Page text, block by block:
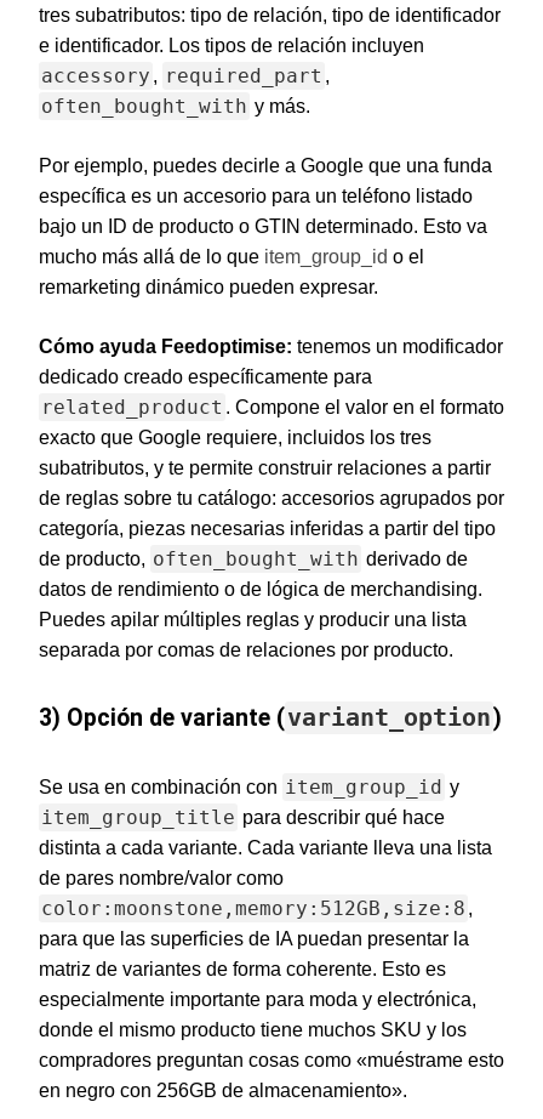
tres subatributos: tipo de relación, tipo de identificador
e identificador. Los tipos de relación incluyen
accessory , required_part ,
often_bought_with y más.
Por ejemplo, puedes decirle a Google que una funda
específica es un accesorio para un teléfono listado
bajo un ID de producto o GTIN determinado. Esto va
mucho más allá de lo que item_group_id o el
remarketing dinámico pueden expresar.
Cómo ayuda Feedoptimise: tenemos un modificador
dedicado creado específicamente para
related_product . Compone el valor en el formato
exacto que Google requiere, incluidos los tres
subatributos, y te permite construir relaciones a partir
de reglas sobre tu catálogo: accesorios agrupados por
categoría, piezas necesarias inferidas a partir del tipo
de producto, often_bought_with derivado de
datos de rendimiento o de lógica de merchandising.
Puedes apilar múltiples reglas y producir una lista
separada por comas de relaciones por producto.
3) Opción de variante (variant_option)
Se usa en combinación con item_group_id y
item_group_title para describir qué hace
distinta a cada variante. Cada variante lleva una lista
de pares nombre/valor como
color:moonstone,memory:512GB,size:8 ,
para que las superficies de IA puedan presentar la
matriz de variantes de forma coherente. Esto es
especialmente importante para moda y electrónica,
donde el mismo producto tiene muchos SKU y los
compradores preguntan cosas como «muéstrame esto
en negro con 256GB de almacenamiento».